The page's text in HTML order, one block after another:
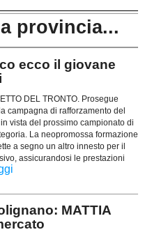
provincia...
ecco il giovane
DEL TRONTO. Prosegue
campagna di rafforzamento del
vista del prossimo campionato di
La neopromossa formazione
a segno un altro innesto per il
assicurandosi le prestazioni
MATTIA